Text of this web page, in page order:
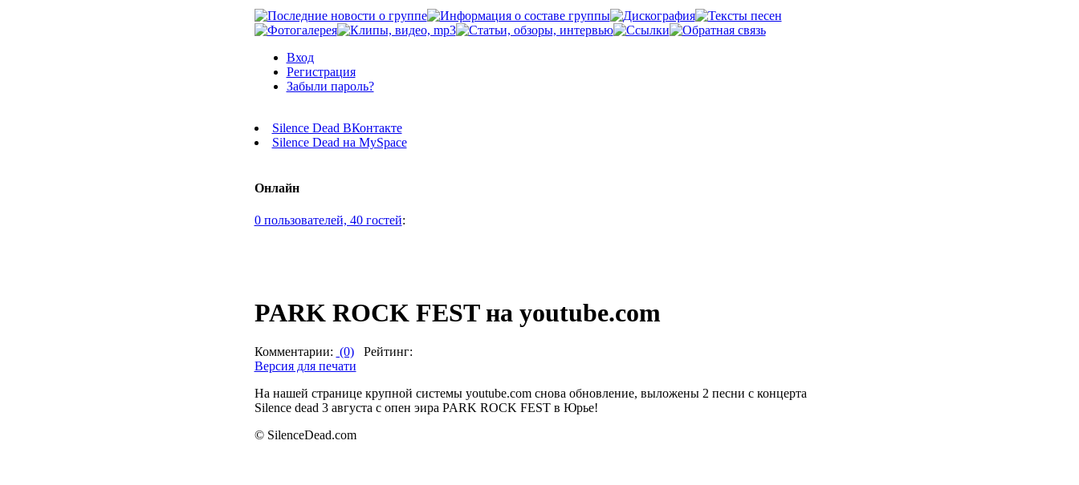
Вход
Регистрация
Забыли пароль?
Silence Dead ВКонтакте
Silence Dead на MySpace
Онлайн
0 пользователей, 40 гостей:
PARK ROCK FEST на youtube.com
Комментарии: (0)Рейтинг:
Версия для печати
На нашей странице крупной системы youtube.com снова обновление, выложены 2 песни с концерта
Silence dead 3 августа с опен эира PARK ROCK FEST в Юрье!
© SilenceDead.com